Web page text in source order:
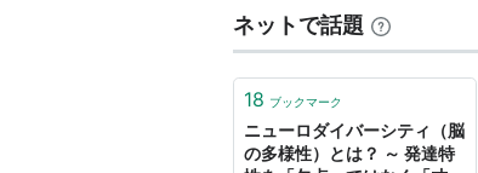
ネットで話題
18 ブックマーク
ニューロダイバーシティ（脳
の多様性）とは？ ～ 発達特